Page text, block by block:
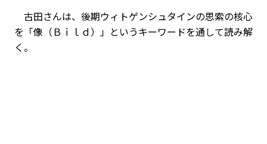
古田さんは、後期ウィトゲンシュタインの思索の核心
を「像（Ｂｉｌｄ）」というキーワードを通して読み解
く。